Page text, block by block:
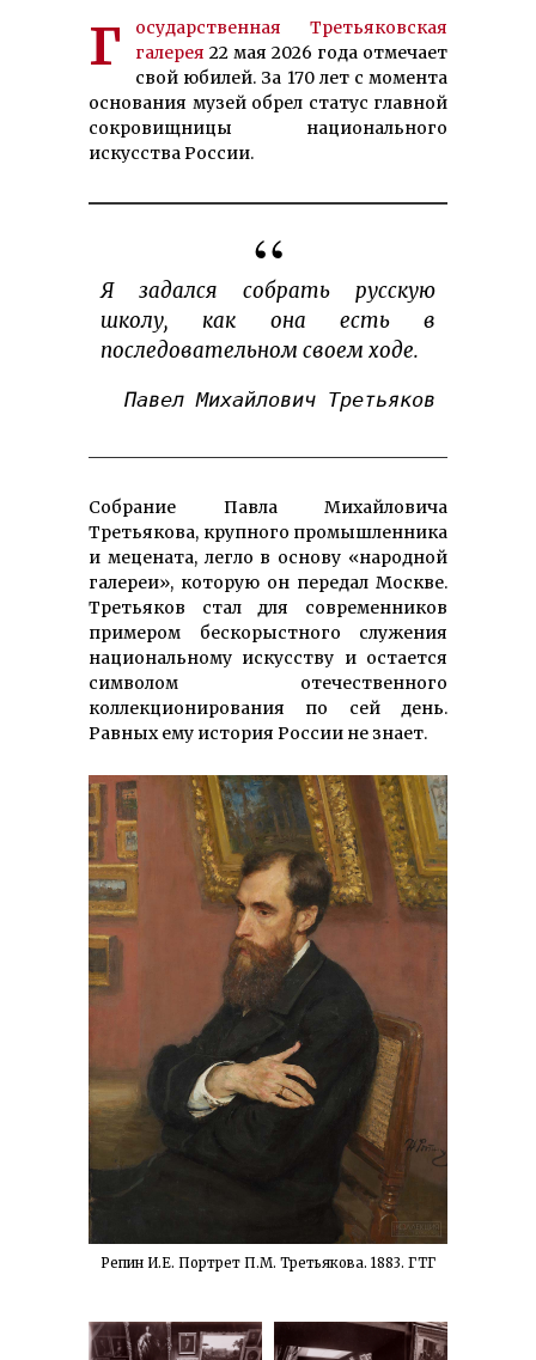
Государственная Третьяковская галерея 22 мая 2026 года отмечает
свой юбилей. За 170 лет с момента
основания музей обрел статус главной
сокровищницы национального
искусства России.
Я задался собрать русскую
школу, как она есть в
последовательном своем ходе.
Павел Михайлович Третьяков
Собрание Павла Михайловича
Третьякова, крупного промышленника
и мецената, легло в основу «народной
галереи», которую он передал Москве.
Третьяков стал для современников
примером бескорыстного служения
национальному искусству и остается
символом отечественного
коллекционирования по сей день.
Равных ему история России не знает.
Репин И.Е. Портрет П.М. Третьякова. 1883. ГТГ